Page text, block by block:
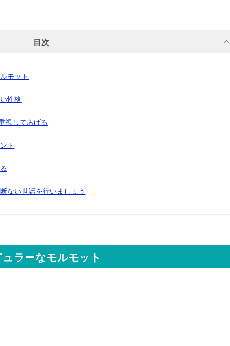
目次
モット
性格
視してあげる
ト
ない世話を行いましょう
ラーなモルモット